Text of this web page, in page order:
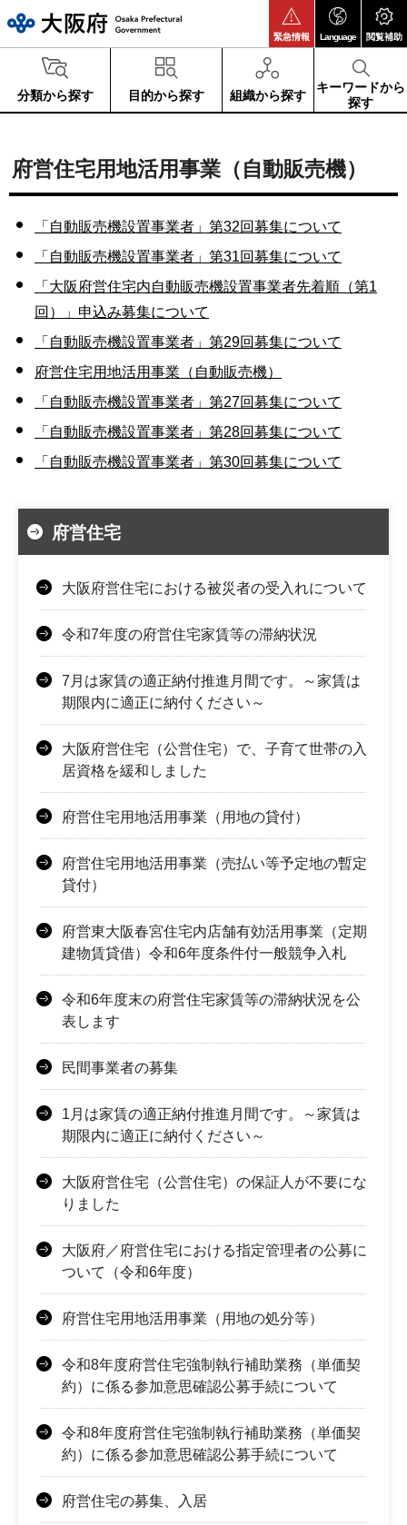
緊急情報 Language 閲覧補助
分類から探す 目的から探す 組織から探す
キーワードから
探す
府営住宅用地活用事業（自動販売機）
「自動販売機設置事業者」第32回募集について
「自動販売機設置事業者」第31回募集について
「大阪府営住宅内自動販売機設置事業者先着順（第1
回）」申込み募集について
「自動販売機設置事業者」第29回募集について
府営住宅用地活用事業（自動販売機）
「自動販売機設置事業者」第27回募集について
「自動販売機設置事業者」第28回募集について
「自動販売機設置事業者」第30回募集について
府営住宅
大阪府営住宅における被災者の受入れについて
令和7年度の府営住宅家賃等の滞納状況
7月は家賃の適正納付推進月間です。～家賃は
期限内に適正に納付ください～
大阪府営住宅（公営住宅）で、子育て世帯の入
居資格を緩和しました
府営住宅用地活用事業（用地の貸付）
府営住宅用地活用事業（売払い等予定地の暫定
貸付）
府営東大阪春宮住宅内店舗有効活用事業（定期
建物賃貸借）令和6年度条件付一般競争入札
令和6年度末の府営住宅家賃等の滞納状況を公
表します
民間事業者の募集
1月は家賃の適正納付推進月間です。～家賃は
期限内に適正に納付ください～
大阪府営住宅（公営住宅）の保証人が不要にな
りました
大阪府／府営住宅における指定管理者の公募に
ついて（令和6年度）
府営住宅用地活用事業（用地の処分等）
令和8年度府営住宅強制執行補助業務（単価契
約）に係る参加意思確認公募手続について
令和8年度府営住宅強制執行補助業務（単価契
約）に係る参加意思確認公募手続について
府営住宅の募集、入居